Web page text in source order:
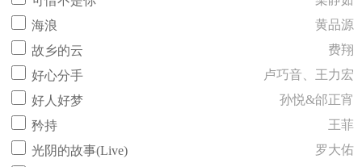
海浪
黄品源
故乡的云
费翔
好心分手
卢巧音、王力宏
好人好梦
孙悦&邰正宵
矜持
王菲
光阴的故事(Live)
罗大佑